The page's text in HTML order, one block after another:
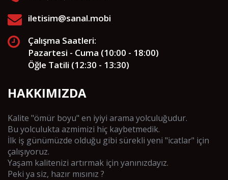
iletisim@sanal.mobi
Çalışma Saatleri:
Pazartesi - Cuma (10:00 - 18:00)
Öğle Tatili (12:30 - 13:30)
HAKKIMIZDA
Kalite "ömür boyu" en iyiyi arama yolculuğudur.
Bu yolculukta azmimizi hiç kaybetmedik.
İlk iş günümüzde olduğu gibi sürekli yeni "icatlar" için
çalışıyoruz.
Yaşam kalitenizi artırmak için yanınızdayız.
Peki ya siz, hazır mısınız ?